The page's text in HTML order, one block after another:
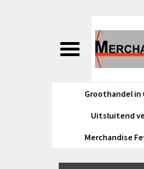
Groothandel in
Uitsluitend
Merchandise